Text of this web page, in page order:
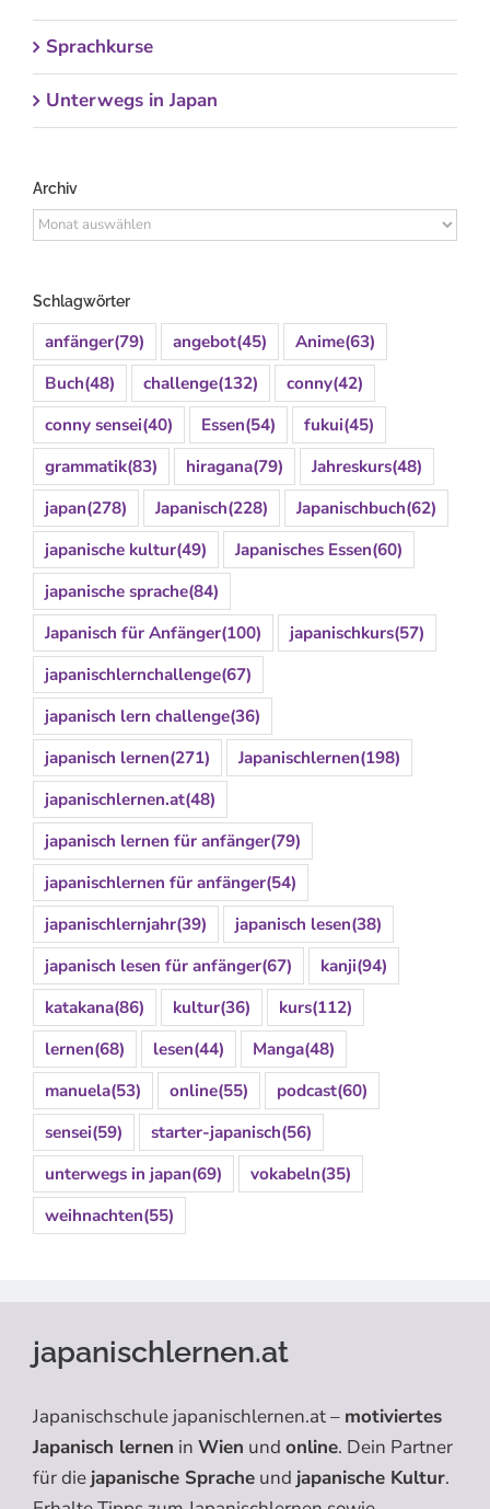
Sprachkurse
Unterwegs in Japan
Archiv
Archiv
Schlagwörter
anfänger(79) angebot(45) Anime(63)
Buch(48) challenge(132) conny(42)
conny sensei(40) Essen(54) fukui(45)
grammatik(83) hiragana(79) Jahreskurs(48)
japan(278) Japanisch(228) Japanischbuch(62)
japanische kultur(49) Japanisches Essen(60)
japanische sprache(84)
Japanisch für Anfänger(100) japanischkurs(57)
japanischlernchallenge(67)
japanisch lern challenge(36)
japanisch lernen(271) Japanischlernen(198)
japanischlernen.at(48)
japanisch lernen für anfänger(79)
japanischlernen für anfänger(54)
japanischlernjahr(39) japanisch lesen(38)
japanisch lesen für anfänger(67) kanji(94)
katakana(86) kultur(36) kurs(112)
lernen(68) lesen(44) Manga(48)
manuela(53) online(55) podcast(60)
sensei(59) starter-japanisch(56)
unterwegs in japan(69) vokabeln(35)
weihnachten(55)
japanischlernen.at
Japanischschule japanischlernen.at – motiviertes
Japanisch lernen in Wien und online. Dein Partner
für die japanische Sprache und japanische Kultur.